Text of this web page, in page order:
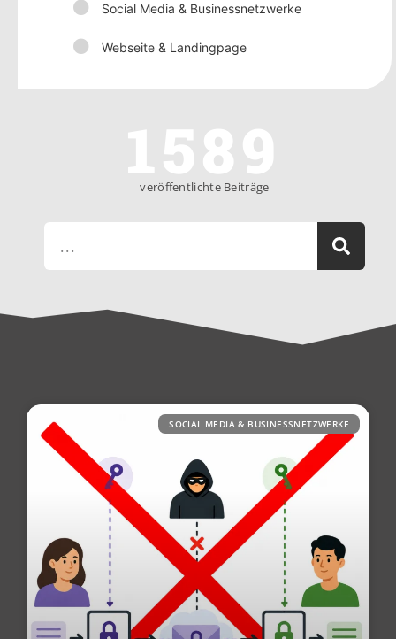
Social Media & Businessnetzwerke
Webseite & Landingpage
veröffentlichte Beiträge
1589
SOCIAL MEDIA & BUSINESSNETZWERKE